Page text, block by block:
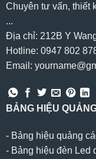
Chuyên tư vấn, thiết
...
Địa chỉ: 212B Y
Hotline: 0947 802
Email:
BẢNG HIỆU
- Bảng hiệu quảng
- Bảng hiệu đèn Led